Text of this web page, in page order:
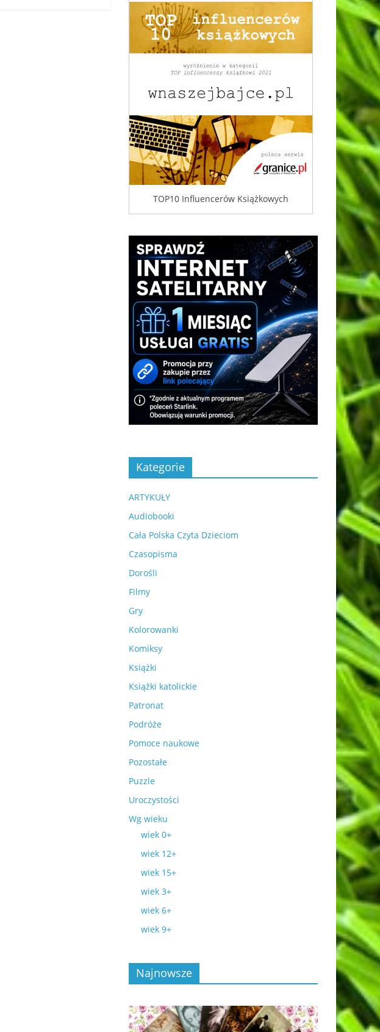
TOP10 Influencerów Książkowych
Kategorie
ARTYKUŁY
Audiobooki
Cała Polska Czyta Dzieciom
Czasopisma
Dorośli
Filmy
Gry
Kolorowanki
Komiksy
Książki
Książki katolickie
Patronat
Podróże
Pomoce naukowe
Pozostałe
Puzzle
Uroczystości
Wg wieku
wiek 0+
wiek 12+
wiek 15+
wiek 3+
wiek 6+
wiek 9+
Najnowsze